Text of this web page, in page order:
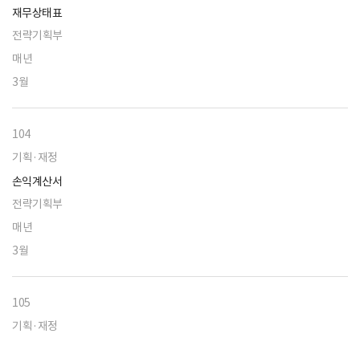
재무상태표
전략기획부
매년
3월
104
기획·재정
손익계산서
전략기획부
매년
3월
105
기획·재정